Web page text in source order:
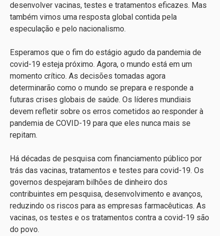
desenvolver vacinas, testes e tratamentos eficazes. Mas
também vimos uma resposta global contida pela
especulação e pelo nacionalismo.
Esperamos que o fim do estágio agudo da pandemia de
covid-19 esteja próximo. Agora, o mundo está em um
momento crítico. As decisões tomadas agora
determinarão como o mundo se prepara e responde a
futuras crises globais de saúde. Os líderes mundiais
devem refletir sobre os erros cometidos ao responder à
pandemia de COVID-19 para que eles nunca mais se
repitam.
Há décadas de pesquisa com financiamento público por
trás das vacinas, tratamentos e testes para covid-19. Os
governos despejaram bilhões de dinheiro dos
contribuintes em pesquisa, desenvolvimento e avanços,
reduzindo os riscos para as empresas farmacêuticas. As
vacinas, os testes e os tratamentos contra a covid-19 são
do povo.